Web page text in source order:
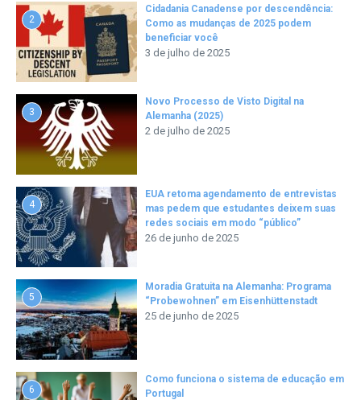
2
Cidadania Canadense por descendência:
Como as mudanças de 2025 podem
beneficiar você
3 de julho de 2025
3
Novo Processo de Visto Digital na
Alemanha (2025)
2 de julho de 2025
4
EUA retoma agendamento de entrevistas
mas pedem que estudantes deixem suas
redes sociais em modo “público”
26 de junho de 2025
5
Moradia Gratuita na Alemanha: Programa
“Probewohnen” em Eisenhüttenstadt
25 de junho de 2025
6
Como funciona o sistema de educação em
Portugal